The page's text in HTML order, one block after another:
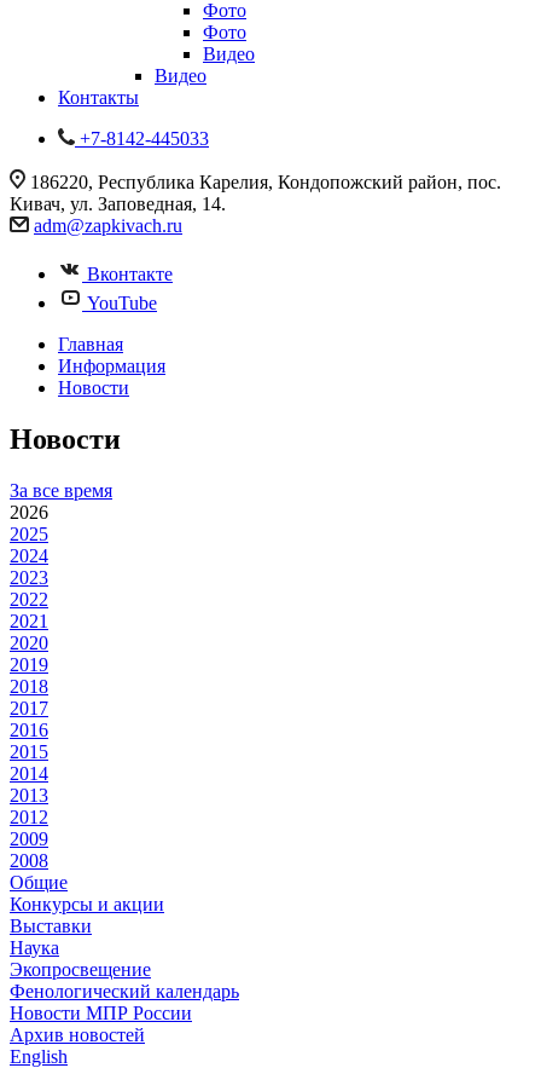
Фото
Фото
Видео
Видео
Контакты
+7-8142-445033
186220, Республика Карелия, Кондопожский район, пос.
Кивач, ул. Заповедная, 14.
adm@zapkivach.ru
Вконтакте
YouTube
Главная
Информация
Новости
Новости
За все время
2026
2025
2024
2023
2022
2021
2020
2019
2018
2017
2016
2015
2014
2013
2012
2009
2008
Общие
Конкурсы и акции
Выставки
Наука
Экопросвещение
Фенологический календарь
Новости МПР России
Архив новостей
English